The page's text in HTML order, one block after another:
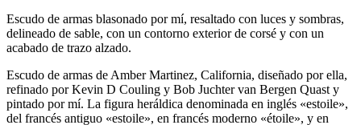
Escudo de armas blasonado por mí, resaltado con luces y sombras,
delineado de sable, con un contorno exterior de corsé y con un
acabado de trazo alzado.
Escudo de armas de Amber Martinez, California, diseñado por ella,
refinado por Kevin D Couling y Bob Juchter van Bergen Quast y
pintado por mí. La figura heráldica denominada en inglés «estoile»,
del francés antiguo «estoile», en francés moderno «étoile», y en